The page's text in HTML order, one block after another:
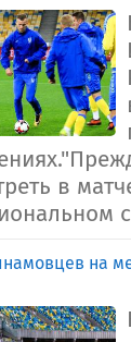
в
на